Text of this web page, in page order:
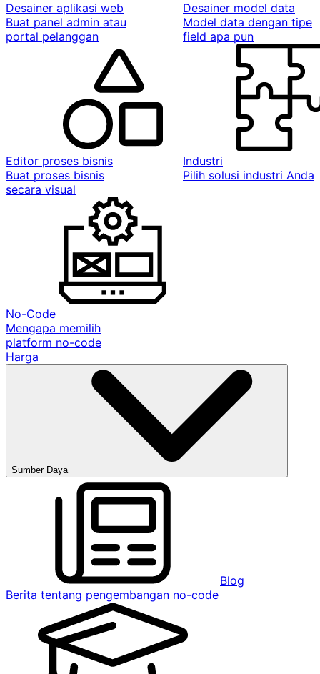
Desainer aplikasi web
Buat panel admin atau
portal pelanggan
Desainer model data
Model data dengan tipe
field apa pun
Editor proses bisnis
Buat proses bisnis
secara visual
Industri
Pilih solusi industri Anda
No-Code
Mengapa memilih
platform no-code
Harga
Sumber Daya
Blog
Berita tentang pengembangan no-code